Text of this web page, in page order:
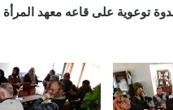
توعوية على قاعه معهد المرأة